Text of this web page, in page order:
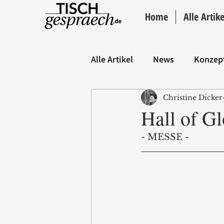
Home Alle
Alle Artikel News
Hintergrund ANZEIGE
Hall of
Christine Dicker
- MESSE -